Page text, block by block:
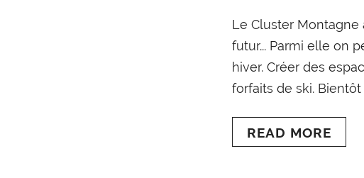
Le Cluster
futur... Parmi elle on
hiver. Créer des
forfaits de ski.
READ MORE